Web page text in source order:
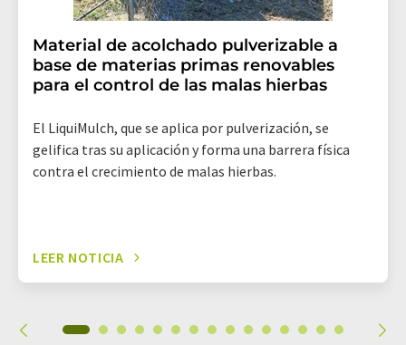
Material de acolchado pulverizable a
base de materias primas renovables
para el control de las malas hierbas
El LiquiMulch, que se aplica por pulverización, se
gelifica tras su aplicación y forma una barrera física
contra el crecimiento de malas hierbas.
LEER NOTICIA